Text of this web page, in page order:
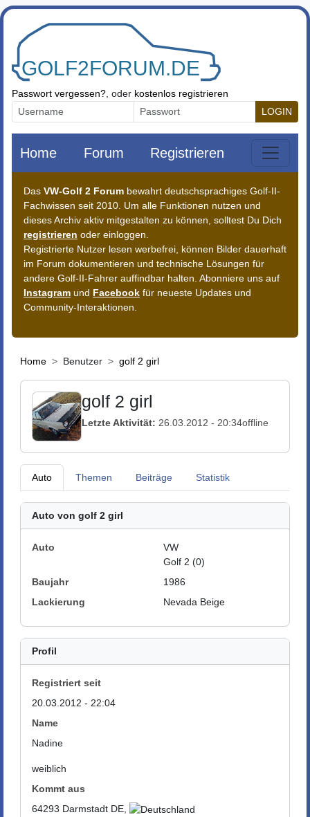
Zum Inhalt springen
Passwort vergessen? , oder kostenlos registrieren
LOGIN
Home Forum Registrieren
Das VW-Golf 2 Forum bewahrt deutschsprachiges Golf-II-
Fachwissen seit 2010. Um alle Funktionen nutzen und
dieses Archiv aktiv mitgestalten zu können, solltest Du Dich
registrieren oder einloggen.
Registrierte Nutzer lesen werbefrei, können Bilder dauerhaft
im Forum dokumentieren und technische Lösungen für
andere Golf-II-Fahrer auffindbar halten. Abonniere uns auf
Instagram und Facebook für neueste Updates und
Community-Interaktionen.
Home Benutzer golf 2 girl
golf 2 girl
Letzte Aktivität: 26.03.2012 - 20:34offline
Auto Themen Beiträge Statistik
Auto von golf 2 girl
Auto
VW
Golf 2 (0)
Baujahr
1986
Lackierung
Nevada Beige
Profil
Registriert seit
20.03.2012 - 22:04
Name
Nadine
weiblich
Kommt aus
64293 Darmstadt DE,